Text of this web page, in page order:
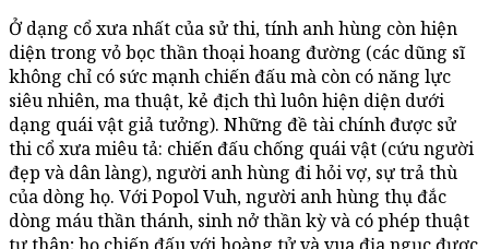
Ở dạng cổ xưa nhất của sử thi, tính anh hùng còn hiện
diện trong vỏ bọc thần thoại hoang đường (các dũng sĩ
không chỉ có sức mạnh chiến đấu mà còn có năng lực
siêu nhiên, ma thuật, kẻ địch thì luôn hiện diện dưới
dạng quái vật giả tưởng). Những đề tài chính được sử
thi cổ xưa miêu tả: chiến đấu chống quái vật (cứu người
đẹp và dân làng), người anh hùng đi hỏi vợ, sự trả thù
của dòng họ. Với Popol Vuh, người anh hùng thụ đắc
dòng máu thần thánh, sinh nở thần kỳ và có phép thuật
tự thân; họ chiến đấu với hoàng tử và vua địa ngục được